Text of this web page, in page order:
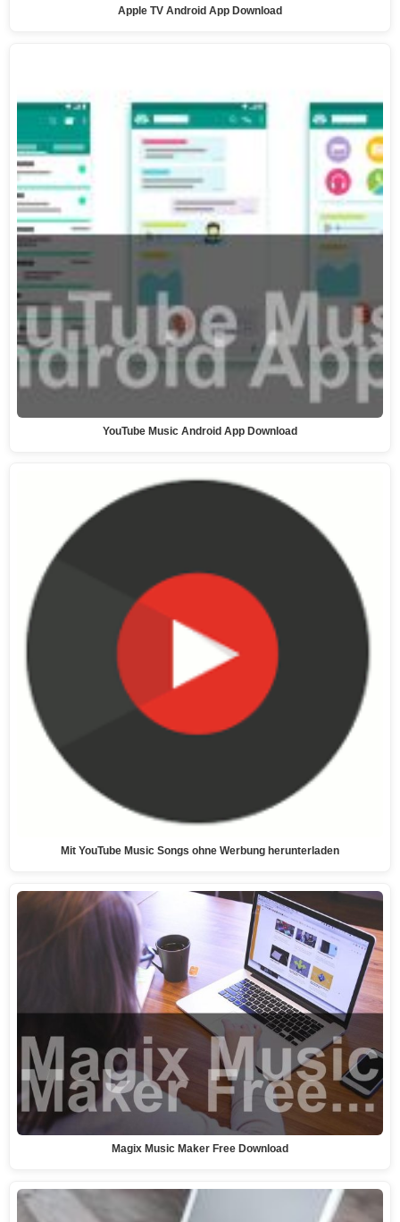
Apple TV Android App Download
YouTube Music Android App Download
Mit YouTube Music Songs ohne Werbung herunterladen
Magix Music Maker Free Download